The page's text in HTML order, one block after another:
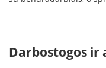
Darbostogos ir